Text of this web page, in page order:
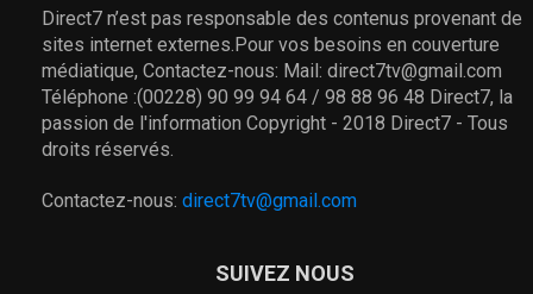
Direct7 n’est pas responsable des contenus provenant de
sites internet externes.Pour vos besoins en couverture
médiatique, Contactez-nous: Mail: direct7tv@gmail.com
Téléphone :(00228) 90 99 94 64 / 98 88 96 48 Direct7, la
passion de l'information Copyright - 2018 Direct7 - Tous
droits réservés.
Contactez-nous: direct7tv@gmail.com
SUIVEZ NOUS